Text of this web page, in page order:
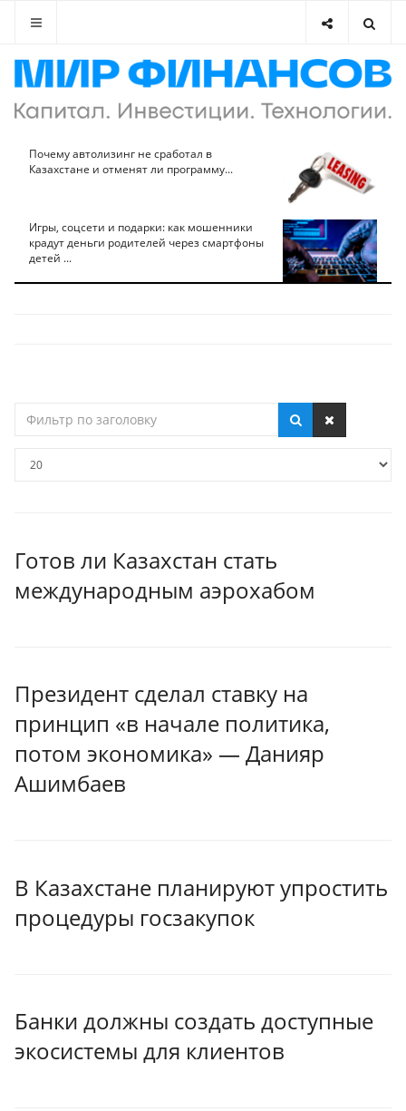
Почему автолизинг не сработал в
Казахстане и отменят ли программу...
Игры, соцсети и подарки: как мошенники
крадут деньги родителей через смартфоны
детей ...
по
Готов ли Казахстан стать
международным аэрохабом
Президент сделал ставку на
принцип «в начале политика,
потом экономика» — Данияр
Ашимбаев
В Казахстане планируют упростить
процедуры госзакупок
Банки должны создать доступные
экосистемы для клиентов